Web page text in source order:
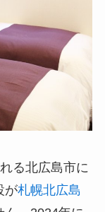
る北広島市に
が札幌北広島